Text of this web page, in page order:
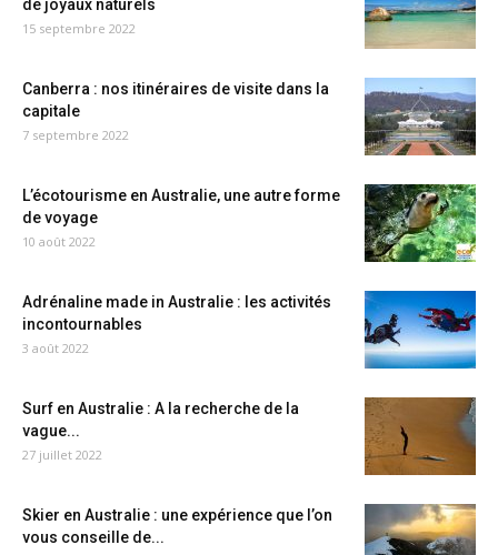
de joyaux naturels
15 septembre 2022
Canberra : nos itinéraires de visite dans la
capitale
7 septembre 2022
L’écotourisme en Australie, une autre forme
de voyage
10 août 2022
Adrénaline made in Australie : les activités
incontournables
3 août 2022
Surf en Australie : A la recherche de la
vague...
27 juillet 2022
Skier en Australie : une expérience que l’on
vous conseille de...